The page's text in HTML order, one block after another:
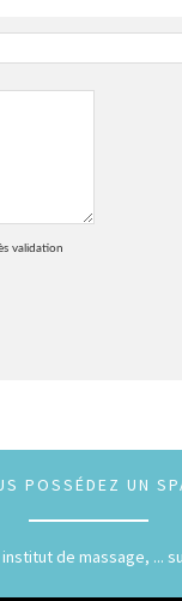
validation
POSSÉDEZ UN
de massage, ...